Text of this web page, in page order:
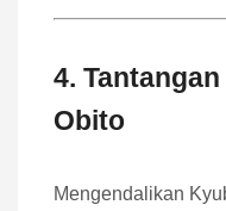
4.
Obito
Mengendalikan